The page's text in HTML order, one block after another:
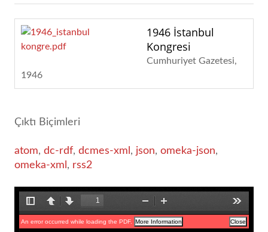
1946 İstanbul
Kongresi
Cumhuriyet Gazetesi
1946
Çıktı Biçimleri
atom, dc-rdf, dcmes-xml , json, omeka-json,
omeka-xml , rss2